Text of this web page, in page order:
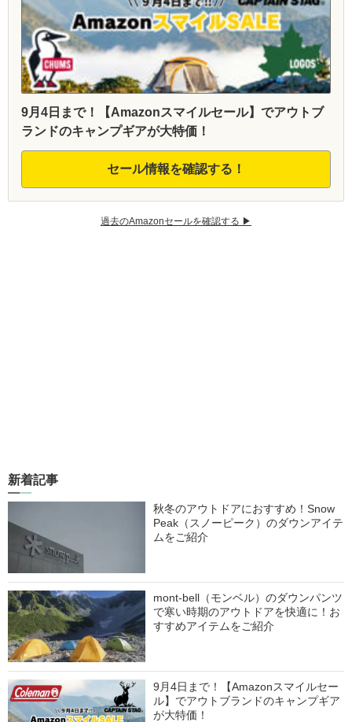
9月4日まで！【Amazonスマイルセール】でアウトブ
ランドのキャンプギアが大特価！
セール情報を確認する！
過去のAmazonセールを確認する ▶︎
新着記事
秋冬のアウトドアにおすすめ！Snow
Peak（スノーピーク）のダウンアイテ
ムをご紹介
mont-bell（モンベル）のダウンパンツ
で寒い時期のアウトドアを快適に！お
すすめアイテムをご紹介
9月4日まで！【Amazonスマイルセー
ル】でアウトブランドのキャンプギア
が大特価！